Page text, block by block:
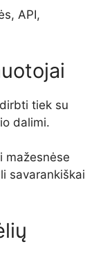
API,
tiek su
dalimi.
mažesnėse
savarankiškai